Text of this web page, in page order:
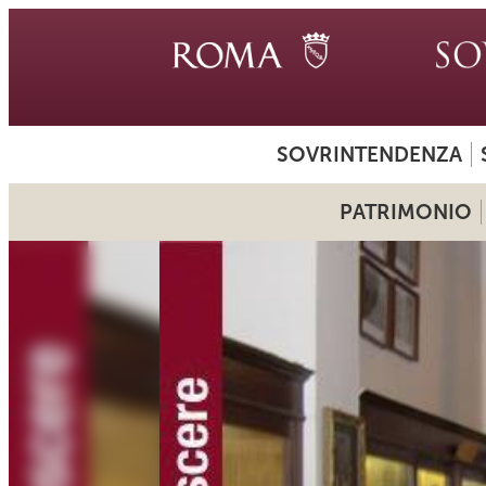
SOVRINTENDENZA
PATRIMONIO